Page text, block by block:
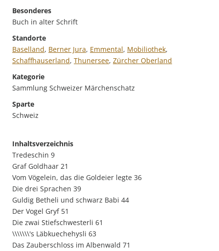
Besonderes
Buch in alter Schrift
Standorte
Baselland, Berner Jura, Emmental, Mobiliothek,
Schaffhauserland, Thunersee, Zürcher Oberland
Kategorie
Sammlung Schweizer Märchenschatz
Sparte
Schweiz
Inhaltsverzeichnis
Tredeschin 9
Graf Goldhaar 21
Vom Vögelein, das die Goldeier legte 36
Die drei Sprachen 39
Guldig Betheli und schwarz Babi 44
Der Vogel Gryf 51
Die zwai Stiefschwesterli 61
\\\\\\\'s Läbkuechehysli 63
Das Zauberschloss im Albenwald 71